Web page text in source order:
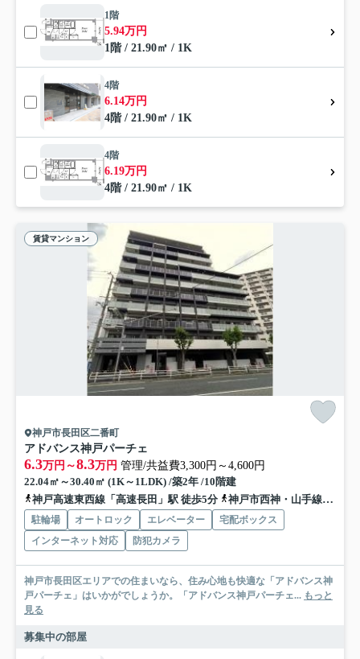
1階
5.94万円
1階 / 21.90㎡ / 1K
4階
6.14万円
4階 / 21.90㎡ / 1K
4階
6.19万円
4階 / 21.90㎡ / 1K
賃貸マンション
神戸市長田区二番町
アドバンス神戸パーチェ
6.3万円～8.3万円 管理/共益費3,300円～4,600円
22.04㎡～30.40㎡ (1K～1LDK) /築2年 /10階建
神戸高速東西線「高速長田」駅 徒歩5分
神戸市西神・山手線「長田」駅 徒歩5分
駐輪場 オートロック エレベーター
宅配ボックス
インターネット対応
防犯カメラ
神戸市長田区エリアでの住まいなら、住み心地も快適な「アドバンス神
戸パーチェ」はいかがでしょうか。「アドバンス神戸パーチェ... もっと
見る
募集中の部屋